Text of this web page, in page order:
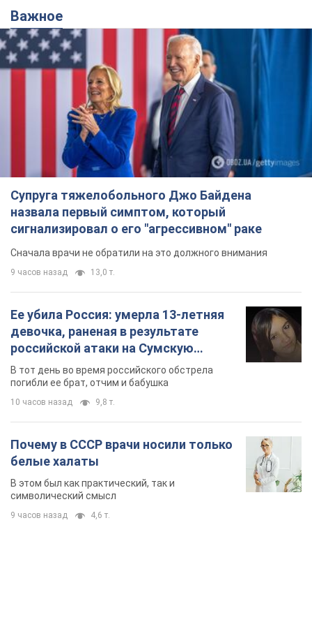
Сначала врачи не обратили на это должного внимания
9 часов назад
Ее убила Россия: умерла 13-летняя
девочка, раненая в результате
российской атаки на Сумскую
область. Фото
В тот день во время российского обстрела
погибли ее брат, отчим и бабушка
10 часов назад 9,8 т.
Почему в СССР врачи носили только
белые халаты
В этом был как практический, так и
символический смысл
9 часов назад 4,6 т.